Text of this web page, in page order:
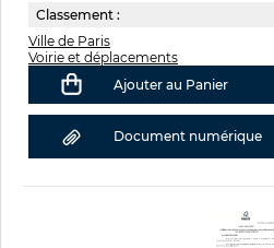
Classement :
Ville de Paris
Voirie et déplacements
Ajouter au Panier
Document numérique